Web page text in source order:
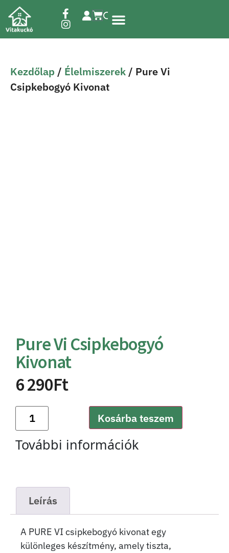
Kezdőlap / Élelmiszerek / Pure Vi
Csipkebogyó Kivonat
Pure Vi Csipkebogyó
Kivonat
6 290Ft
Kosárba teszem
További információk
Leírás
A PURE VI csipkebogyó kivonat egy
különleges készítmény, amely tiszta,